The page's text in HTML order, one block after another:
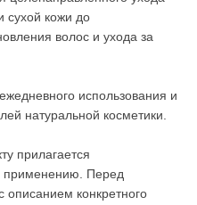
сухой кожи до
волос и ухода за
использования и
натуральной косметики.
прилагается
применению. Перед
описанием конкретного